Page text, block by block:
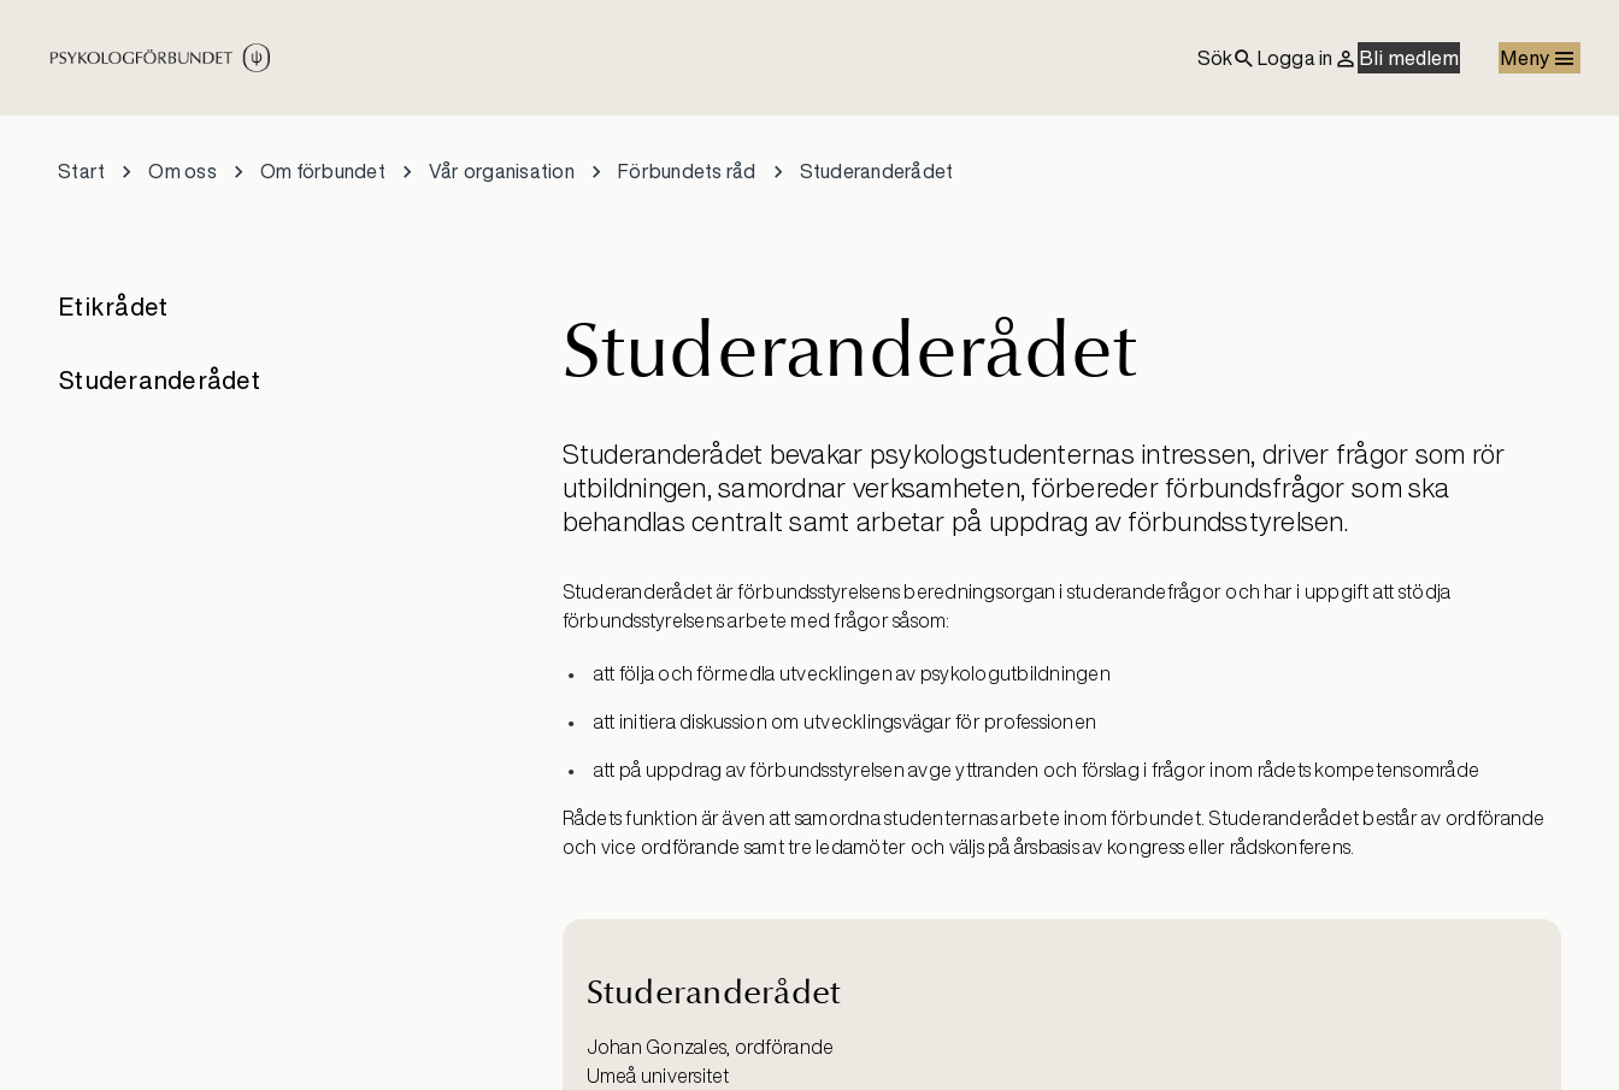
Sök
Logga in Bli medlem Meny
Start Om oss Om förbundet Vår organisation Förbundets råd Studeranderådet
Etikrådet
Studeranderådet Studeranderådet
Studeranderådet bevakar psykologstudenternas intressen, driver frågor som rör
utbildningen, samordnar verksamheten, förbereder förbundsfrågor som ska
behandlas centralt samt arbetar på uppdrag av förbundsstyrelsen.
Studeranderådet är förbundsstyrelsens beredningsorgan i studerandefrågor och har i uppgift att stödja
förbundsstyrelsens arbete med frågor såsom:
att följa och förmedla utvecklingen av psykologutbildningen
att initiera diskussion om utvecklingsvägar för professionen
att på uppdrag av förbundsstyrelsen avge yttranden och förslag i frågor inom rådets kompetensområde
Rådets funktion är även att samordna studenternas arbete inom förbundet. Studeranderådet består av ordförande
och vice ordförande samt tre ledamöter och väljs på årsbasis av kongress eller rådskonferens.
Studeranderådet
Johan Gonzales, ordförande
Umeå universitet